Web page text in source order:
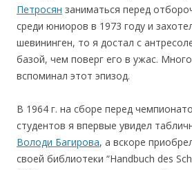
Петросян заниматься перед
среди юниоров в 1973 году и
шевининген, то я достал с
базой, чем поверг его в ужас.
вспоминал этот эпизод.
В 1964 г. на сборе перед
студентов я впервые увидел
Володи Багирова, а вскоре
своей библиотеки “Handbuch des